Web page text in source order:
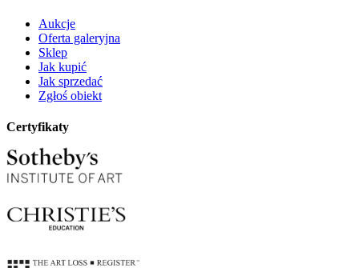
Aukcje
Oferta galeryjna
Sklep
Jak kupić
Jak sprzedać
Zgłoś obiekt
Certyfikaty